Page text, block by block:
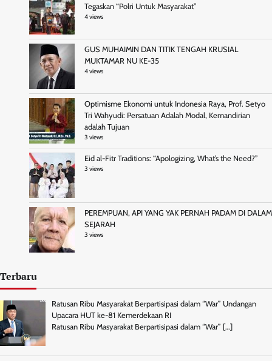
Tegaskan “Polri Untuk Masyarakat”
4 views
GUS MUHAIMIN DAN TITIK TENGAH KRUSIAL
MUKTAMAR NU KE-35
4 views
Optimisme Ekonomi untuk Indonesia Raya, Prof. Setyo
Tri Wahyudi: Persatuan Adalah Modal, Kemandirian
adalah Tujuan
3 views
Eid al-Fitr Traditions: “Apologizing, What’s the Need?”
3 views
PEREMPUAN, API YANG YAK PERNAH PADAM DI DALAM
SEJARAH
3 views
Terbaru
Ratusan Ribu Masyarakat Berpartisipasi dalam “War” Undangan
Upacara HUT ke-81 Kemerdekaan RI
Ratusan Ribu Masyarakat Berpartisipasi dalam “War” […]